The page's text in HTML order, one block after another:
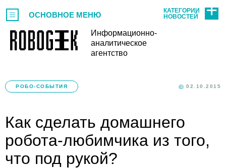
Информационно-
аналитическое
агентство
ОСНОВНОЕ МЕНЮ
КАТЕГОРИИ
НОВОСТЕЙ
РОБО-СОБЫТИЯ 02.10.2015
Как сделать домашнего
робота-любимчика из того,
что под рукой?